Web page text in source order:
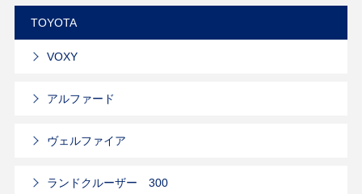
TOYOTA
VOXY
アルファード
ヴェルファイア
ランドクルーザー 300